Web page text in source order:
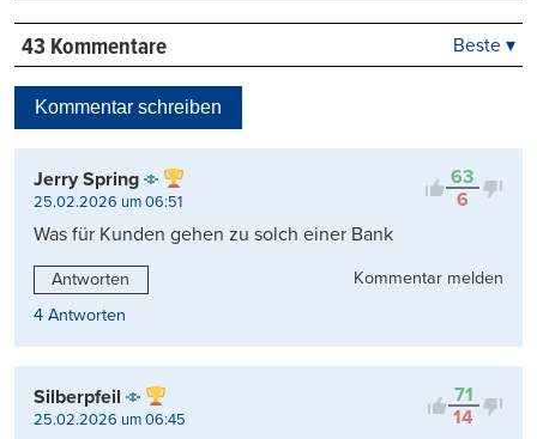
43 Kommentare
Kontrovers
Beste ▾
Kommentar schreiben
63
6
Jerry Spring
25.02.2026 um 06:51
Was für Kunden gehen zu solch einer Bank
Antworten
Kommentar melden
4 Antworten
71
14
Silberpfeil
25.02.2026 um 06:45